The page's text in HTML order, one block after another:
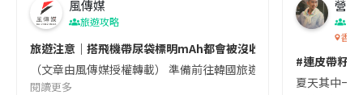
風傳媒
旅遊攻略
旅遊注意｜搭飛機帶尿袋標明mAh都會被沒收😱出發前切記檢查
（文章由風傳媒授權轉載） 準備前往韓國旅遊的民眾，近期要
閱讀更多
營養
香港
#連皮帶籽
夏天其中一